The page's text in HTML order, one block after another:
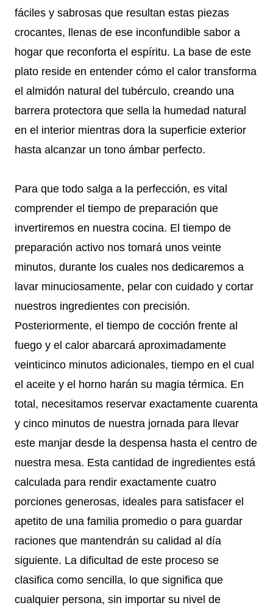
fáciles y sabrosas que resultan estas piezas
crocantes, llenas de ese inconfundible sabor a
hogar que reconforta el espíritu. La base de este
plato reside en entender cómo el calor transforma
el almidón natural del tubérculo, creando una
barrera protectora que sella la humedad natural
en el interior mientras dora la superficie exterior
hasta alcanzar un tono ámbar perfecto.
Para que todo salga a la perfección, es vital
comprender el tiempo de preparación que
invertiremos en nuestra cocina. El tiempo de
preparación activo nos tomará unos veinte
minutos, durante los cuales nos dedicaremos a
lavar minuciosamente, pelar con cuidado y cortar
nuestros ingredientes con precisión.
Posteriormente, el tiempo de cocción frente al
fuego y el calor abarcará aproximadamente
veinticinco minutos adicionales, tiempo en el cual
el aceite y el horno harán su magia térmica. En
total, necesitamos reservar exactamente cuarenta
y cinco minutos de nuestra jornada para llevar
este manjar desde la despensa hasta el centro de
nuestra mesa. Esta cantidad de ingredientes está
calculada para rendir exactamente cuatro
porciones generosas, ideales para satisfacer el
apetito de una familia promedio o para guardar
raciones que mantendrán su calidad al día
siguiente. La dificultad de este proceso se
clasifica como sencilla, lo que significa que
cualquier persona, sin importar su nivel de